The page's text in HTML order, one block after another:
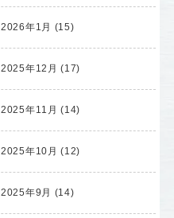
2026年1月 (15)
2025年12月 (17)
2025年11月 (14)
2025年10月 (12)
2025年9月 (14)